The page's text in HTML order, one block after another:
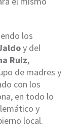
los
y del
Ruiz,
de madres y
con los
en todo lo
y
local.